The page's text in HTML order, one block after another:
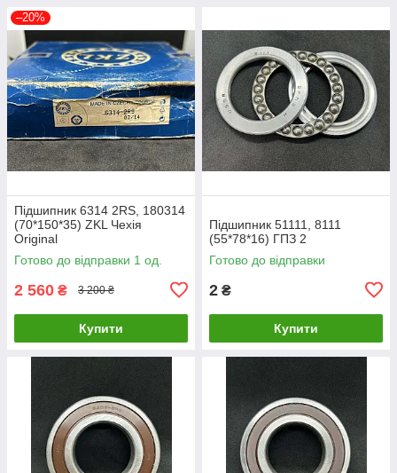
–20%
Підшипник 6314 2RS, 180314
(70*150*35) ZKL Чехія
Original
Готово до відправки 1 од.
2 560 ₴ 3 200 ₴
Купити
Підшипник 51111, 8111
(55*78*16) ГПЗ 2
Готово до відправки
2 ₴
Купити